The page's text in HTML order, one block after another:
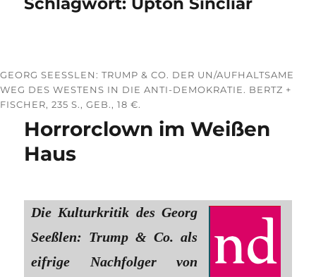
GEORG SEESSLEN: TRUMP & CO. DER UN/AUFHALTSAME W
EG DES WESTENS IN DIE ANTI-DEMOKRATIE. BERTZ + F
ISCHER, 235 S., GEB., 18 €.
Horrorclown im Weißen
Haus
Die Kulturkritik des Georg
Seeßlen: Trump & Co. als
eifrige Nachfolger von